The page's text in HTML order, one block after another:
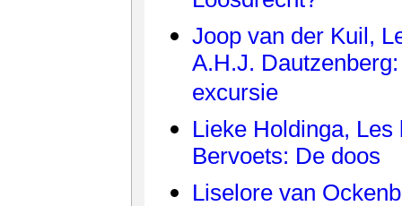
Joop van der Kuil,
A.H.J.
excursie
Lieke Holdinga, Les
Bervoets: De doos
Liselore van